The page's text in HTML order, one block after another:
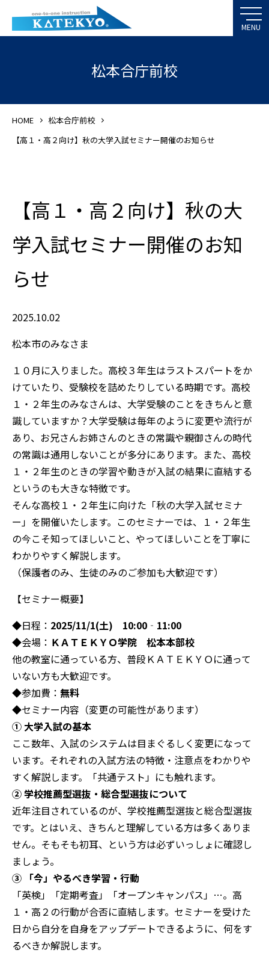
松本合庁前校
HOME
松本合庁前校
【高１・高２向け】秋の大学入試セミナー開催のお知らせ
【高１・高２向け】秋の大
学入試セミナー開催のお知
らせ
2025.10.02
松本市のみなさま
１０月に入りました。高校３年生はラストスパートをか
けていたり、受験校を詰めたりしている時期です。高校
１・２年生のみなさんは、大学受験のことをきちんと意
識していますか？大学受験は毎年のように変更や流行が
あり、お兄さんお姉さんのときの常識や親御さんの時代
の常識は通用しないことが多分にあります。また、高校
１・２年生のときの学習や動きが入試の結果に直結する
というのも大きな特徴です。
そんな高校１・２年生に向けた「秋の大学入試セミナ
ー」を開催いたします。このセミナーでは、１・２年生
の今こそ知ってほしいこと、やってほしいことを丁寧に
わかりやすく解説します。
（保護者のみ、生徒のみのご参加も大歓迎です）
【セミナー概要】
◆日程： 2025/11/1(土) 10:00‐11:00
◆会場： ＫＡＴＥＫＹＯ学院 松本本部校
他の教室に通っている方、普段ＫＡＴＥＫＹＯに通って
いない方も大歓迎です。
◆参加費： 無料
◆セミナー内容（変更の可能性があります）
① 大学入試の基本
ここ数年、入試のシステムは目まぐるしく変更になって
います。それぞれの入試方法の特徴・注意点をわかりや
すく解説します。「共通テスト」にも触れます。
② 学校推薦型選抜・総合型選抜について
近年注目されているのが、学校推薦型選抜と総合型選抜
です。とはいえ、きちんと理解している方は多くありま
せん。そもそも初耳、という方は必ずいっしょに確認し
ましょう。
③ 「今」やるべき学習・行動
「英検」「定期考査」「オープンキャンパス」…。高
１・高２の行動が合否に直結します。セミナーを受けた
日から自分を自身をアップデートできるように、何をす
るべきか解説します。